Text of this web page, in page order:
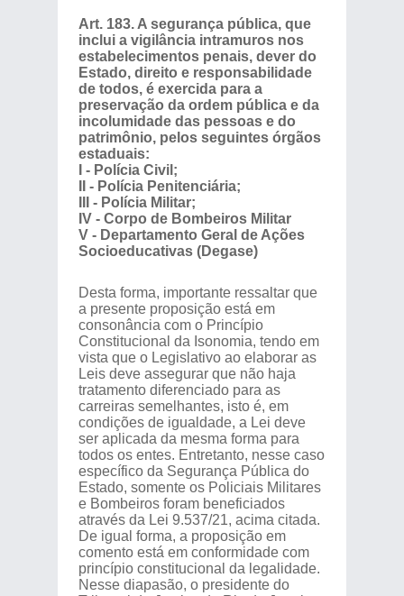
Art. 183. A segurança pública, que
inclui a vigilância intramuros nos
estabelecimentos penais, dever do
Estado, direito e responsabilidade
de todos, é exercida para a
preservação da ordem pública e da
incolumidade das pessoas e do
patrimônio, pelos seguintes órgãos
estaduais:
I - Polícia Civil;
II - Polícia Penitenciária;
III - Polícia Militar;
IV - Corpo de Bombeiros Militar
V - Departamento Geral de Ações
Socioeducativas (Degase)
Desta forma, importante ressaltar que
a presente proposição está em
consonância com o Princípio
Constitucional da Isonomia, tendo em
vista que o Legislativo ao elaborar as
Leis deve assegurar que não haja
tratamento diferenciado para as
carreiras semelhantes, isto é, em
condições de igualdade, a Lei deve
ser aplicada da mesma forma para
todos os entes. Entretanto, nesse caso
específico da Segurança Pública do
Estado, somente os Policiais Militares
e Bombeiros foram beneficiados
através da Lei 9.537/21, acima citada.
De igual forma, a proposição em
comento está em conformidade com
princípio constitucional da legalidade.
Nesse diapasão, o presidente do